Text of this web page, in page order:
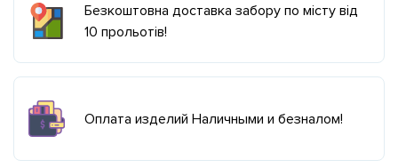
Безкоштовна доставка забору по місту від
10 прольотів!
Оплата изделий Наличными и безналом!